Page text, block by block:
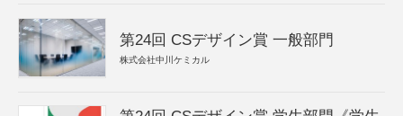
第24回 CSデザイン賞 一般部門
株式会社中川ケミカル